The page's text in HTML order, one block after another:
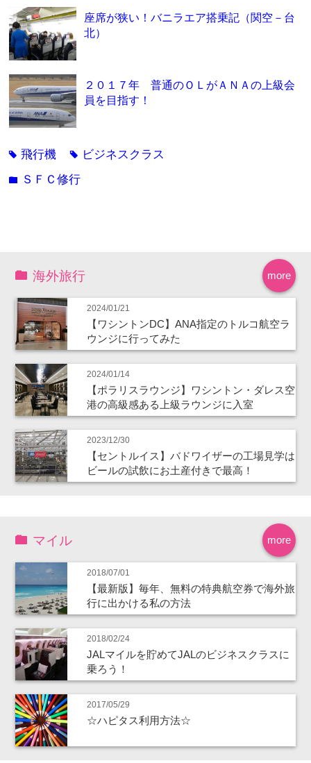
座席が狭い！バニラエア搭乗記（関空－台
北）
２０１７年 普通のＯＬがＡＮＡの上級会
員を目指す！
tag飛行機 tag ビジネスクラス
folder ＳＦＣ修行
more
海外旅行
2024/01/21
【ワシントンDC】ANA指定のトルコ航空ラ
ウンジに行ってみた
2024/01/14
【ポラリスラウンジ】ワシントン・ダレス空
港の高級感ある上級ラウンジに入室
2023/12/30
【セントルイス】バドワイザーの工場見学は
ビールの試飲にお土産付きで最高！
more
マイル
2018/07/01
【最新版】毎年、無料の特典航空券で海外旅
行に出かける私の方法
2018/02/24
JALマイルを貯めてJALのビジネスクラスに
乗ろう！
2017/05/29
☆ハピタス利用方法☆